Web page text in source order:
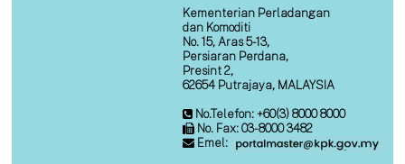
Kementerian Perladangan
dan Komoditi
No. 15, Aras 5-13,
Persiaran Perdana,
Presint 2,
62654 Putrajaya, MALAYSIA
No.Telefon: +60(3) 8000 8000
No. Fax: 03-8000 3482
Emel: